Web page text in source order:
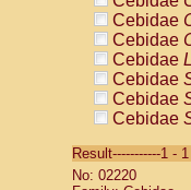
Cebidae
Cebidae
Cebidae
Cebidae
Cebidae
Cebidae
Cebidae
Cebidae
Result-----------1 -
No: 02220